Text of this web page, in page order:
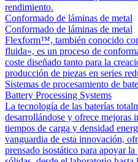
rendimiento.
Conformado de láminas de metal
Conformado de láminas de metal
Flexform™, también conocido
fluida», es un proceso de
coste diseñado tanto para la
producción de piezas en series
Sistemas de procesamiento de
Battery Processing Systems
La tecnología de las baterías
desarrollándose y ofrece mejoras
tiempos de carga y densidad
vanguardia de esta innovación,
prensado isostático para apoyar